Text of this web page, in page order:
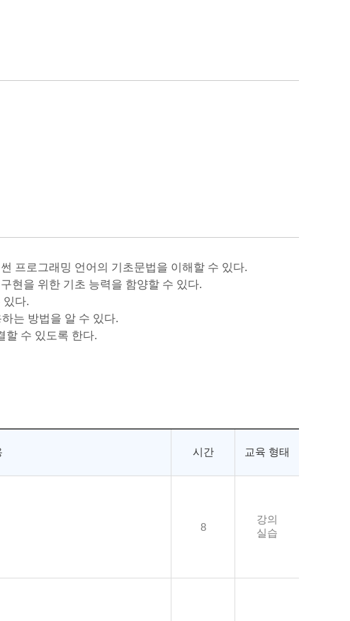
프로그래밍 언어의 기초문법을 이해할 수 있다.
현을 위한 기초 능력을 함양할 수 있다.
있다.
는 방법을 알 수 있다.
할 수 있도록 한다.
시간 교육 형태
8
강의
실습